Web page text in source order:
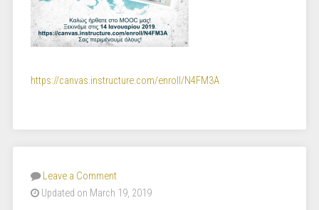
https://canvas.instructure.com/enroll/N4FM3A
Leave a Comment
Updated on March 19, 2019